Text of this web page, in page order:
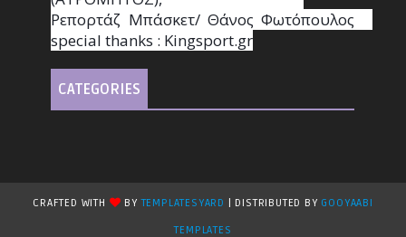
Ρεπορτάζ Μπάσκετ/ Θάνος Φωτόπουλος
special thanks : Κingsport.gr
CATEGORIES
CRAFTED WITH BYTEMPLATESYARD | DISTRIBUTED BY GOOYAABI
TEMPLATES